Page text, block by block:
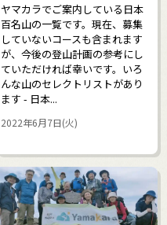
ヤマカラでご案内している日本
百名山の一覧です。現在、募集
していないコースも含まれます
が、今後の登山計画の参考にし
ていただければ幸いです。いろ
んな山のセレクトリストがあり
ます - 日本...
2022年6月7日(火)